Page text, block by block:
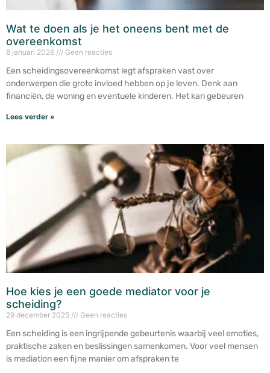
Wat te doen als je het oneens bent met de
overeenkomst
8 januari 2026 Geen reacties
Een scheidingsovereenkomst legt afspraken vast over
onderwerpen die grote invloed hebben op je leven. Denk aan
financiën, de woning en eventuele kinderen. Het kan gebeuren
Lees verder »
Hoe kies je een goede mediator voor je
scheiding?
29 december 2025 Geen reacties
Een scheiding is een ingrijpende gebeurtenis waarbij veel emoties,
praktische zaken en beslissingen samenkomen. Voor veel mensen
is mediation een fijne manier om afspraken te